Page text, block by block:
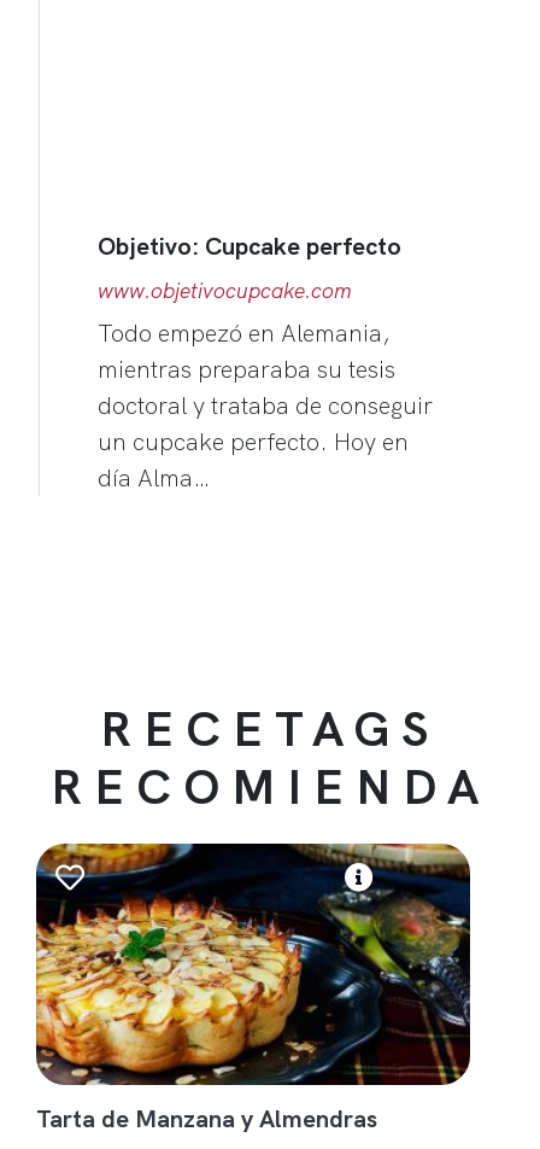
Objetivo: Cupcake perfecto
www.objetivocupcake.com
Todo empezó en Alemania,
mientras preparaba su tesis
doctoral y trataba de conseguir
un cupcake perfecto. Hoy en
día Alma…
RECETAGS
RECOMIENDA
Tarta de Manzana y Almendras